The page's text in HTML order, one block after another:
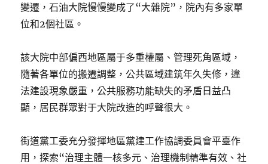
變遷，石油大院慢慢變成了“大雜院”，院內有多家單
位和2個社區。
該大院中部偏西地區屬于多重權屬、管理死角區域，
隨著各單位的搬遷調整，公共區域建筑年久失修，違
法建設現象嚴重，公共服務功能缺失的矛盾日益凸
顯，居民群眾對于大院改造的呼聲很大。
街道黨工委充分發揮地區黨建工作協調委員會平臺作
用，探索“治理主體一核多元、治理機制精準有效、社